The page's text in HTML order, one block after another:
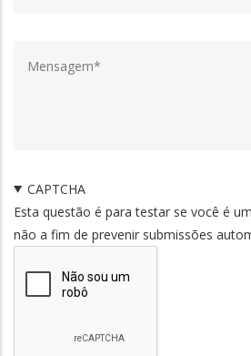
CAPTCHA
Esta questão é para testar se você é
não a fim de prevenir submissões